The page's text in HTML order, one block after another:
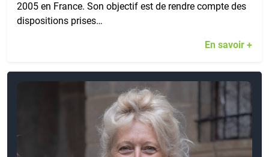
2005 en France. Son objectif est de rendre compte des
dispositions prises…
En savoir +